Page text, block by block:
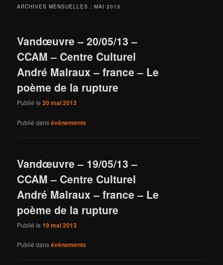
ARCHIVES MENSUELLES :MAI 2013
Vandœuvre – 20/05/13 –
CCAM – Centre Culturel
André Malraux – france – Le
poème de la rupture
Publié le20 mai 2013
Publié dansévénements
Vandœuvre – 19/05/13 –
CCAM – Centre Culturel
André Malraux – france – Le
poème de la rupture
Publié le19 mai 2013
Publié dansévénements